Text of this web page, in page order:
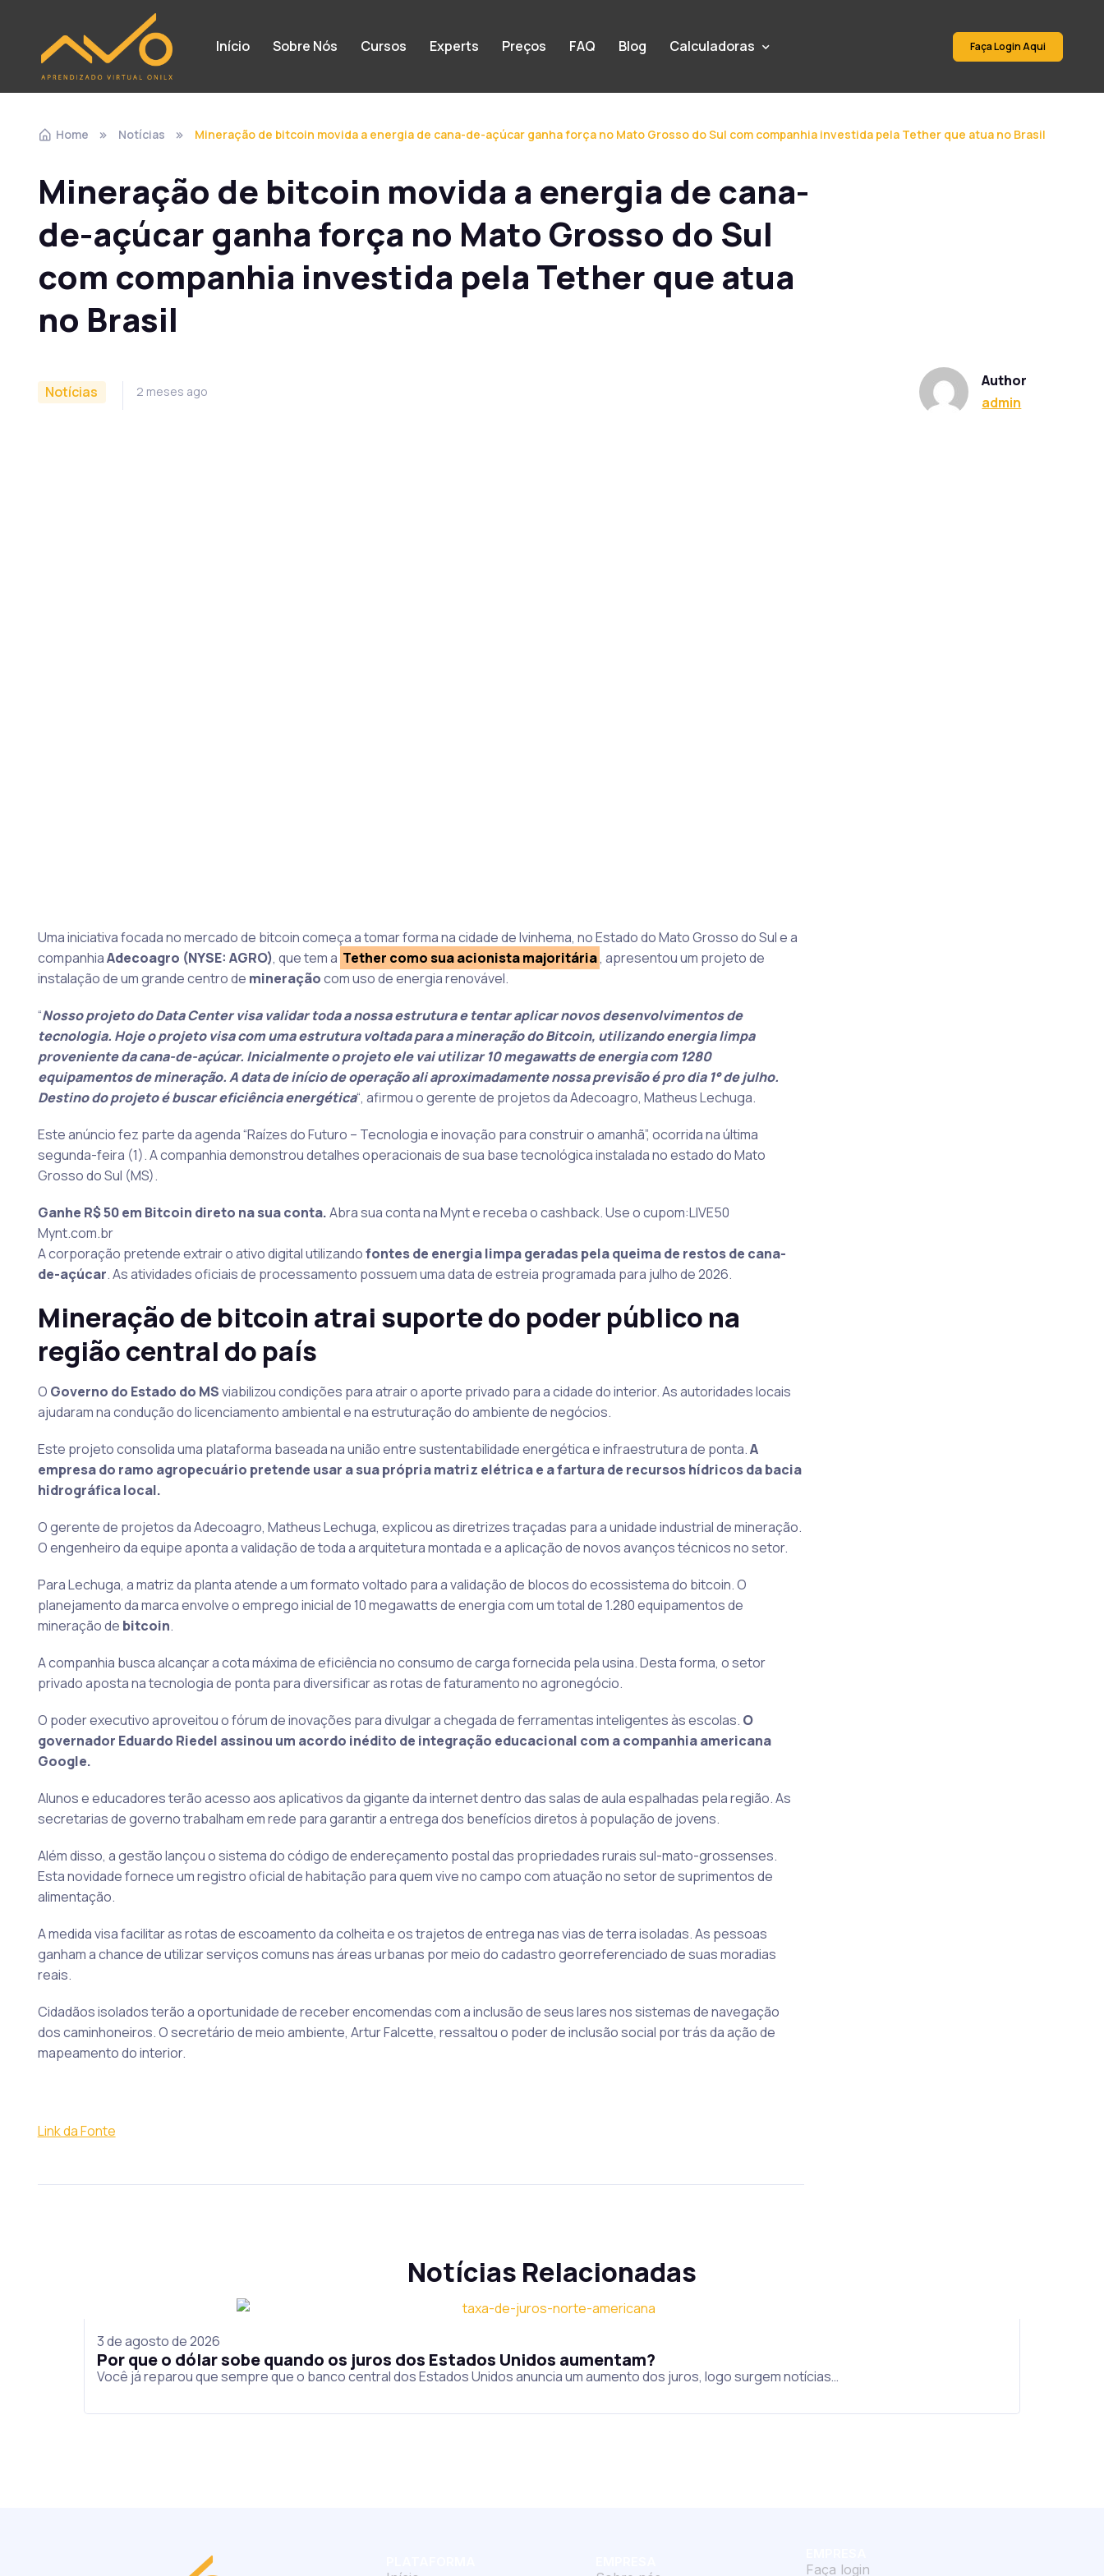
Início Sobre Nós Cursos Experts Preços FAQ Blog Calculadoras Faça Login Aqui
Home Notícias Mineração de bitcoin movida a energia de cana-de-açúcar ganha força no Mato Grosso do Sul com companhia investida pela Tether que atua no Brasil
Mineração de bitcoin movida a energia de cana-
de-açúcar ganha força no Mato Grosso do Sul
com companhia investida pela Tether que atua
no Brasil
Notícias 2 meses ago
Author
admin
Uma iniciativa focada no mercado de bitcoin começa a tomar forma na cidade de Ivinhema, no Estado do Mato Grosso do Sul e a
companhiaAdecoagro (NYSE: AGRO), que tem a Tether como sua acionista majoritária, apresentou um projeto de
instalação de um grande centro de mineraçãocom uso de energia renovável.
“Nosso projeto do Data Center visa validar toda a nossa estrutura e tentar aplicar novos desenvolvimentos de
tecnologia. Hoje o projeto visa com uma estrutura voltada para a mineração do Bitcoin, utilizando energia limpa
proveniente da cana-de-açúcar. Inicialmente o projeto ele vai utilizar 10 megawatts de energia com 1280
equipamentos de mineração. A data de início de operação ali aproximadamente nossa previsão é pro dia 1° de julho.
Destino do projeto é buscar eficiência energética“, afirmou o gerente de projetos da Adecoagro, Matheus Lechuga.
Este anúncio fez parte da agenda “Raízes do Futuro – Tecnologia e inovação para construir o amanhã”, ocorrida na última
segunda-feira (1). A companhia demonstrou detalhes operacionais de sua base tecnológica instalada no estado do Mato
Grosso do Sul (MS).
Ganhe R$ 50 em Bitcoin direto na sua conta.Abra sua conta na Mynt e receba o cashback. Use o cupom:LIVE50
Mynt.com.br
A corporação pretende extrair o ativo digital utilizandofontes de energia limpa geradas pela queima de restos de cana-
de-açúcar. As atividades oficiais de processamento possuem uma data de estreia programada para julho de 2026.
Mineração de bitcoin atrai suporte do poder público na
região central do país
O Governo do Estado do MSviabilizou condições para atrair o aporte privado para a cidade do interior. As autoridades locais
ajudaram na condução do licenciamento ambiental e na estruturação do ambiente de negócios.
Este projeto consolida uma plataforma baseada na união entre sustentabilidade energética e infraestrutura de ponta.A
empresa do ramo agropecuário pretende usar a sua própria matriz elétrica e a fartura de recursos hídricos da bacia
hidrográfica local.
O gerente de projetos da Adecoagro, Matheus Lechuga, explicou as diretrizes traçadas para a unidade industrial de mineração.
O engenheiro da equipe aponta a validação de toda a arquitetura montada e a aplicação de novos avanços técnicos no setor.
Para Lechuga, a matriz da planta atende a um formato voltado para a validação de blocos do ecossistema do bitcoin. O
planejamento da marca envolve o emprego inicial de 10 megawatts de energia com um total de 1.280 equipamentos de
mineração de bitcoin.
A companhia busca alcançar a cota máxima de eficiência no consumo de carga fornecida pela usina. Desta forma, o setor
privado aposta na tecnologia de ponta para diversificar as rotas de faturamento no agronegócio.
O poder executivo aproveitou o fórum de inovações para divulgar a chegada de ferramentas inteligentes às escolas. O
governador Eduardo Riedel assinou um acordo inédito de integração educacional com a companhia americana
Google.
Alunos e educadores terão acesso aos aplicativos da gigante da internet dentro das salas de aula espalhadas pela região. As
secretarias de governo trabalham em rede para garantir a entrega dos benefícios diretos à população de jovens.
Além disso, a gestão lançou o sistema do código de endereçamento postal das propriedades rurais sul-mato-grossenses.
Esta novidade fornece um registro oficial de habitação para quem vive no campo com atuação no setor de suprimentos de
alimentação.
A medida visa facilitar as rotas de escoamento da colheita e os trajetos de entrega nas vias de terra isoladas. As pessoas
ganham a chance de utilizar serviços comuns nas áreas urbanas por meio do cadastro georreferenciado de suas moradias
reais.
Cidadãos isolados terão a oportunidade de receber encomendas com a inclusão de seus lares nos sistemas de navegação
dos caminhoneiros. O secretário de meio ambiente, Artur Falcette, ressaltou o poder de inclusão social por trás da ação de
mapeamento do interior.
Link da Fonte
Notícias Relacionadas
3 de agosto de 2026
Por que o dólar sobe quando os juros dos Estados Unidos aumentam?
Você já reparou que sempre que o banco central dos Estados Unidos anuncia um aumento dos juros, logo surgem notícias…
Faça login